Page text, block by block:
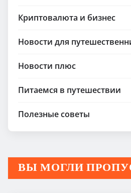
Криптовалюта и бизнес
Новости для
Новости плюс
Питаемся в путешествии
Полезные советы
ВЫ МОГЛИ